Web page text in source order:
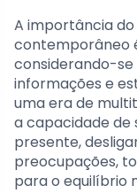
A importância
contemporâneo
considerando-
informações e
uma era de
a capacidade
presente,
preocupações,
para o equilíbrio